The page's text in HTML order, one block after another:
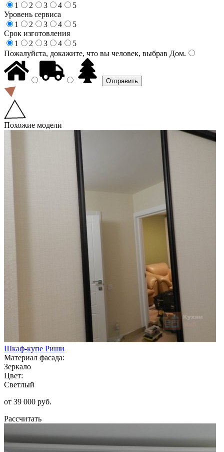
1
2 3 4
5
Уровень сервиса
1
2 3 4
5
Срок изготовления
1
2 3 4
5
Пожалуйста, докажите, что вы человек, выбрав Дом.
Похожие модели
Шкаф-купе Риши
Материал фасада:
Зеркало
Цвет:
Светлый
от 39 000 руб.
Рассчитать